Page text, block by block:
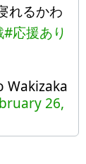
れるかわ
#応援あり
Wakizaka
26,